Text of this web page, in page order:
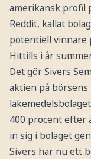
amerikansk profil
Reddit, kallat
potentiell vinnare
Hittills i år
Det gör Sivers
aktien på börsens
400 procent efter
in sig i bolaget
Sivers har nu ett